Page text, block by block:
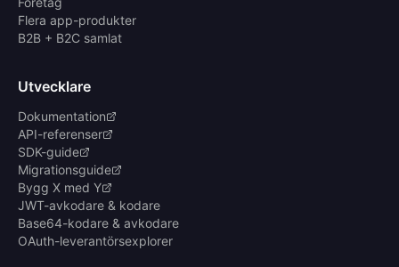
Flera app-produkter
B2B + B2C samlat
Utvecklare
Dokumentation
API-referenser
SDK-guide
Migrationsguide
Bygg X med Y
JWT-avkodare & kodare
Base64-kodare & avkodare
OAuth-leverantörsexplorer